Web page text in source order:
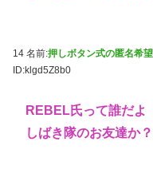
14 名前:押しボタン式の匿名希
ID:klgd5Z8b0
REBEL氏って誰だよ
しばき隊のお友達か？